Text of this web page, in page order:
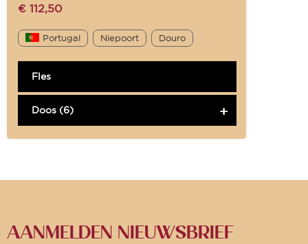
€ 112,50
Portugal Niepoort Douro
Fles
Doos (6)
AANMELDEN NIEUWSBRIEF